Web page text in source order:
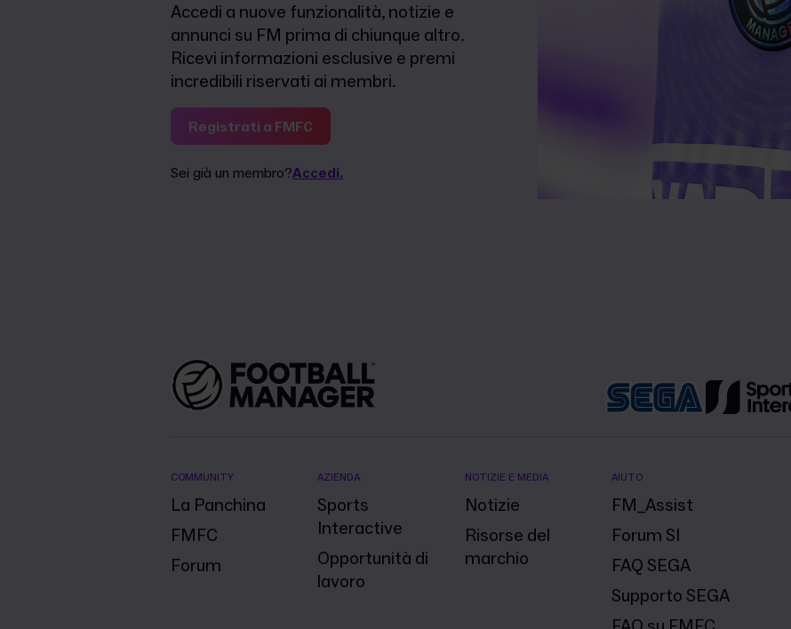
Accedi a nuove funzionalità, notizie e
annunci su FM prima di chiunque altro.
Ricevi informazioni esclusive e premi
incredibili riservati ai membri.
Registrati a FMFC
Sei già un membro?Accedi.
COMMUNITY
La Panchina
FMFC
Forum
AZIENDA
Sports
Interactive
Opportunità di
lavoro
NOTIZIE E MEDIA
Notizie
Risorse del
marchio
AIUTO
FM_Assist
Forum SI
FAQ SEGA
Supporto SEGA